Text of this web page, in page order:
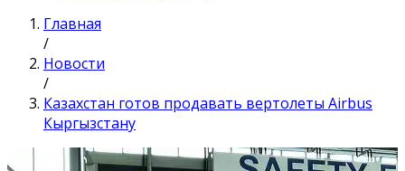
Главная
/
Новости
/
Казахстан готов продавать вертолеты Airbus
Кыргызстану